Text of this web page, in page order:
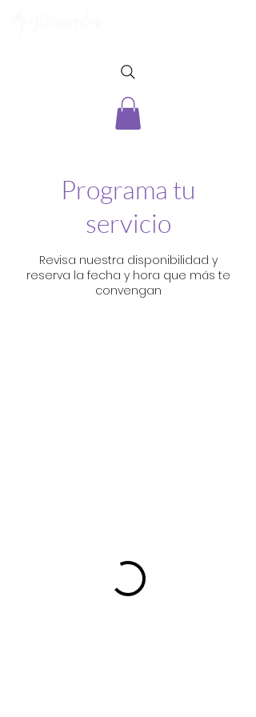
Programa tu
servicio
Revisa nuestra disponibilidad y
reserva la fecha y hora que más te
convengan